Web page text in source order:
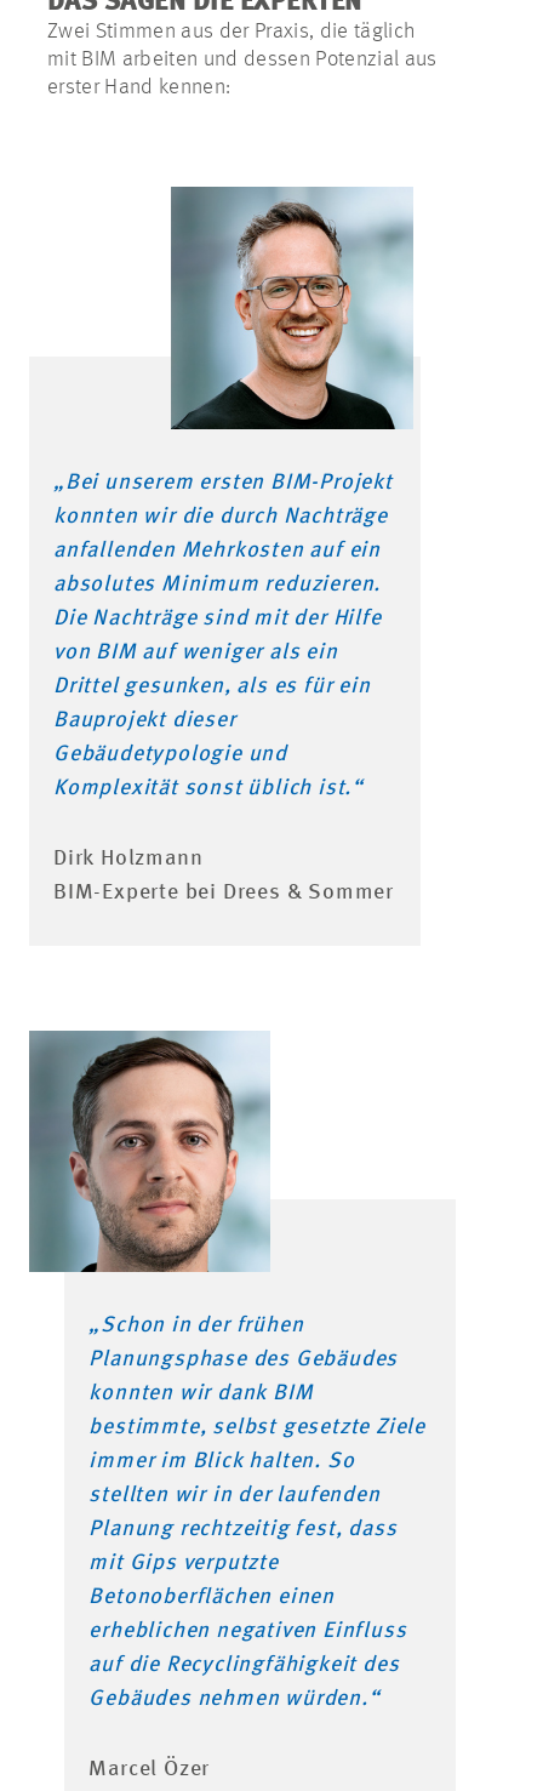
Zwei Stimmen aus der Praxis, die täglich
mit BIM arbeiten und dessen Potenzial aus
erster Hand kennen:
„Bei unserem ersten BIM-Projekt
konnten wir die durch Nachträge
anfallenden Mehrkosten auf ein
absolutes Minimum reduzieren.
Die Nachträge sind mit der Hilfe
von BIM auf weniger als ein
Drittel gesunken, als es für ein
Bauprojekt dieser
Gebäudetypologie und
Komplexität sonst üblich ist.“
Dirk Holzmann
BIM-Experte bei Drees & Sommer
„Schon in der frühen
Planungsphase des Gebäudes
konnten wir dank BIM
bestimmte, selbst gesetzte Ziele
immer im Blick halten. So
stellten wir in der laufenden
Planung rechtzeitig fest, dass
mit Gips verputzte
Betonoberflächen einen
erheblichen negativen Einfluss
auf die Recyclingfähigkeit des
Gebäudes nehmen würden.“
Marcel Özer